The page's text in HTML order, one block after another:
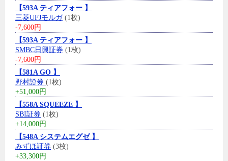
【593A ティアフォー 】
三菱UFJモルガ(1枚)
-7,600円
【593A ティアフォー 】
SMBC日興証券 (1枚)
-7,600円
【581A GO 】
野村證券 (1枚)
+51,000円
【558A SQUEEZE 】
SBI証券 (1枚)
+14,000円
【548A システムエグゼ 】
みずほ証券 (3枚)
+33,300円